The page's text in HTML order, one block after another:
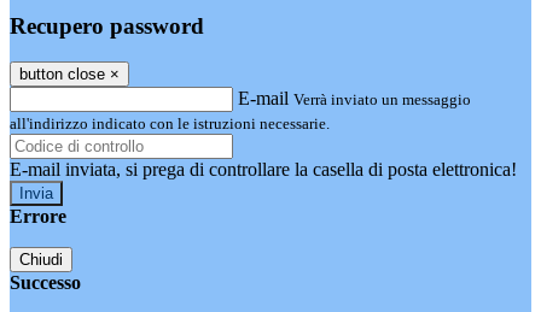
Recupero password
button close ×
E-mail Verrà inviato un messaggio
all'indirizzo indicato con le istruzioni necessarie.
E-mail inviata, si prega di controllare la casella di posta elettronica!
Errore
Chiudi
Successo